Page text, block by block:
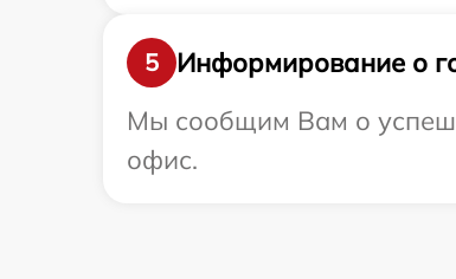
5
Информирование о
Мы сообщим Вам о
офис.